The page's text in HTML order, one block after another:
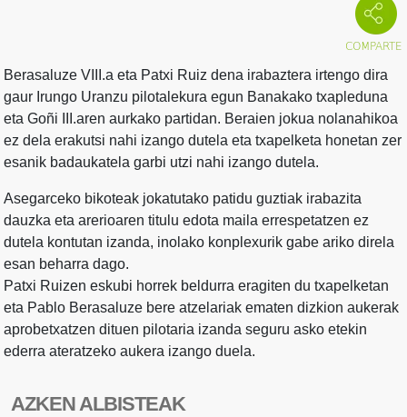
Berasaluze VIII.a eta Patxi Ruiz dena irabaztera irtengo dira
gaur Irungo Uranzu pilotalekura egun Banakako txapleduna
eta Goñi III.aren aurkako partidan. Beraien jokua nolanahikoa
ez dela erakutsi nahi izango dutela eta txapelketa honetan zer
esanik badaukatela garbi utzi nahi izango dutela.
Asegarceko bikoteak jokatutako patidu guztiak irabazita
dauzka eta arerioaren titulu edota maila errespetatzen ez
dutela kontutan izanda, inolako konplexurik gabe ariko direla
esan beharra dago.
Patxi Ruizen eskubi horrek beldurra eragiten du txapelketan
eta Pablo Berasaluze bere atzelariak ematen dizkion aukerak
aprobetxatzen dituen pilotaria izanda seguru asko etekin
ederra ateratzeko aukera izango duela.
AZKEN ALBISTEAK